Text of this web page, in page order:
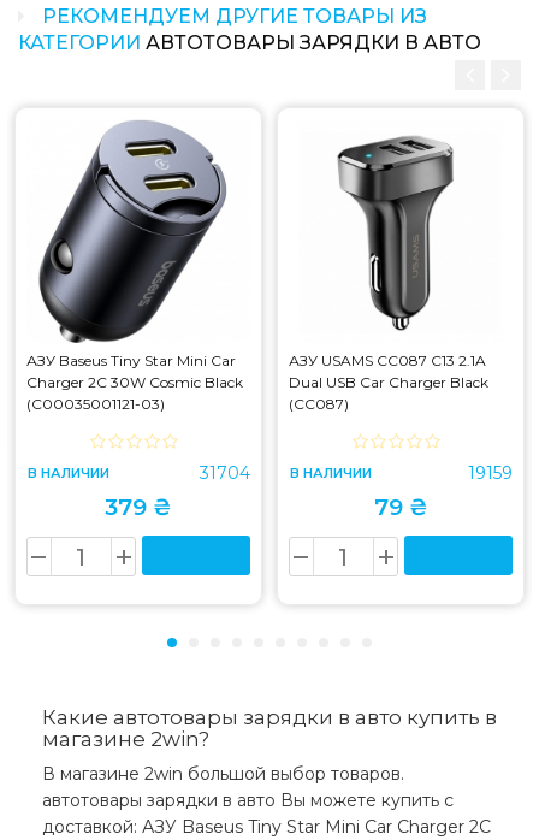
Какая цена на азу xo cc46 qc3.0 18w car charger
lightning cable gray/black (cc46) составляет 112 грн.
РЕКОМЕНДУЕМ ДРУГИЕ ТОВАРЫ ИЗ
КАТЕГОРИИ АВТОТОВАРЫ ЗАРЯДКИ В АВТО
АЗУ Baseus Tiny Star Mini Car
Charger 2C 30W Cosmic Black
(C00035001121-03)
В НАЛИЧИИ 31704
379 ₴
АЗУ USAMS CC087 C13 2.1A
Dual USB Car Charger Black
(CC087)
В НАЛИЧИИ 19159
79 ₴
Какие автотовары зарядки в авто купить в
магазине 2win?
В магазине 2win большой выбор товаров.
автотовары зарядки в авто Вы можете купить с
доставкой: АЗУ Baseus Tiny Star Mini Car Charger 2C